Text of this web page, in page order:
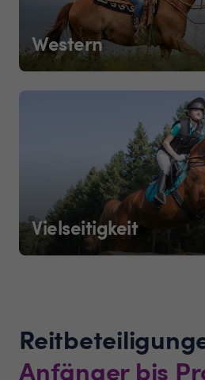
Western
Vielseitigkeit
Anfänger bis